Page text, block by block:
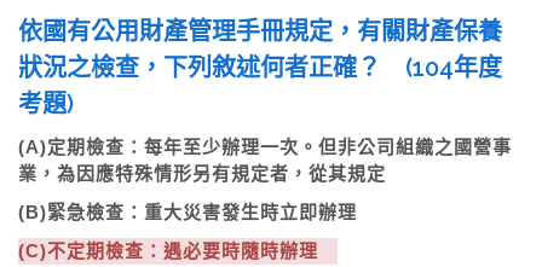
依國有公用財產管理手冊規定，有關財產保養
狀況之檢查，下列敘述何者正確？ (104年度
考題)
(A)定期檢查：每年至少辦理一次。但非公司組織之國營事
業，為因應特殊情形另有規定者，從其規定
(B)緊急檢查：重大災害發生時立即辦理
(C)不定期檢查：遇必要時隨時辦理